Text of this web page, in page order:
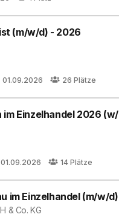
(m/w/d) - 2026
01.09.2026 26 Plätze
Einzelhandel 2026
01.09.2026 14 Plätze
im Einzelhandel (m/w/d)
& Co. KG